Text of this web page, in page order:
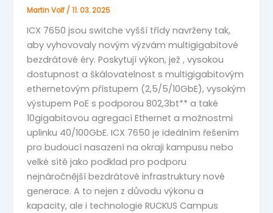
Martin Volf /11. 03. 2025
ICX 7650 jsou switche vyšší třídy navrženy tak,
aby vyhovovaly novým výzvám multigigabitové
bezdrátové éry. Poskytují výkon, jež , vysokou
dostupnost a škálovatelnost s multigigabitovým
ethernetovým přístupem (2,5/5/10GbE), vysokým
výstupem PoE s podporou 802,3bt** a také
10gigabitovou agregací Ethernet a možnostmi
uplinku 40/100GbE. ICX 7650 je ideálním řešením
pro budoucí nasazení na okraji kampusu nebo
velké sítě jako podklad pro podporu
nejnáročnější bezdrátové infrastruktury nové
generace. A to nejen z důvodu výkonu a
kapacity, ale i technologie RUCKUS Campus